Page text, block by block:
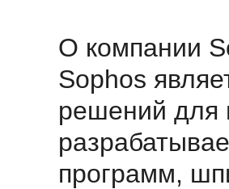
О компании
Sophos
решений для
программ,